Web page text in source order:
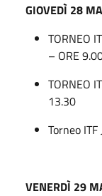
GIOVEDÌ 28
TORNEO
– ORE
TORNEO
13.30
Torneo
VENERDÌ 29